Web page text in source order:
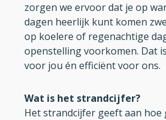
zorgen we ervoor dat je op
dagen heerlijk kunt komen
op koelere of regenachtige
openstelling voorkomen. Dat
voor jou én efficiënt voor ons.
Wat is het strandcijfer?
Het strandcijfer geeft aan hoe